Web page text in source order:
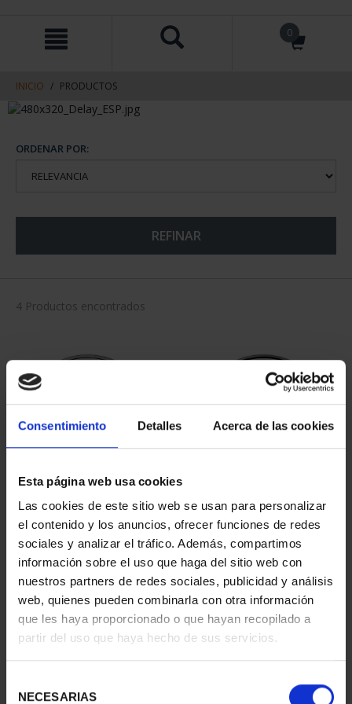
Consentimiento Detalles Acerca de las cookies
Esta página web usa cookies
Las cookies de este sitio web se usan para personalizar
el contenido y los anuncios, ofrecer funciones de redes
sociales y analizar el tráfico. Además, compartimos
información sobre el uso que haga del sitio web con
nuestros partners de redes sociales, publicidad y análisis
web, quienes pueden combinarla con otra información
que les haya proporcionado o que hayan recopilado a
partir del uso que haya hecho de sus servicios.
NECESARIAS
contenido
navegacin
0
INICIO PRODUCTOS
ORDENAR POR:
REFINAR
4 Productos encontrados
MARÍA DE MAEZTU
(2023) 8 REALES
140,00 €
MARGARITA SALAS
(2024) 8 REALES
140,00 €